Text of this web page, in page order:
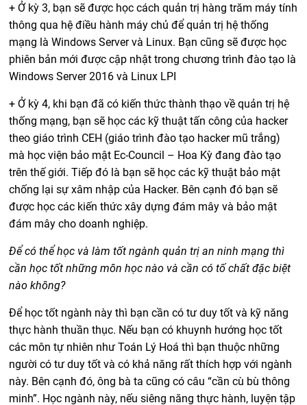
+ Ở kỳ 3, bạn sẽ được học cách quản trị hàng trăm máy tính
thông qua hệ điều hành máy chủ để quản trị hệ thống
mạng là Windows Server và Linux. Bạn cũng sẽ được học
phiên bản mới được cập nhật trong chương trình đào tạo là
Windows Server 2016 và Linux LPI
+ Ở kỳ 4, khi bạn đã có kiến thức thành thạo về quản trị hệ
thống mạng, bạn sẽ học các kỹ thuật tấn công của hacker
theo giáo trình CEH (giáo trình đào tạo hacker mũ trắng)
mà học viện bảo mật Ec-Council – Hoa Kỳ đang đào tạo
trên thế giới. Tiếp đó là bạn sẽ học các kỹ thuật bảo mật
chống lại sự xâm nhập của Hacker. Bên cạnh đó bạn sẽ
được học các kiến thức xây dựng đám mây và bảo mật
đám mây cho doanh nghiệp.
Để có thể học và làm tốt ngành quản trị an ninh mạng thì
cần học tốt những môn học nào và cần có tố chất đặc biệt
nào không?
Để học tốt ngành này thì bạn cần có tư duy tốt và kỹ năng
thực hành thuần thục. Nếu bạn có khuynh hướng học tốt
các môn tự nhiên như Toán Lý Hoá thì bạn thuộc những
người có tư duy tốt và có khả năng rất thích hợp với ngành
này. Bên cạnh đó, ông bà ta cũng có câu “cần cù bù thông
minh”. Học ngành này, nếu siêng năng thực hành, luyện tập